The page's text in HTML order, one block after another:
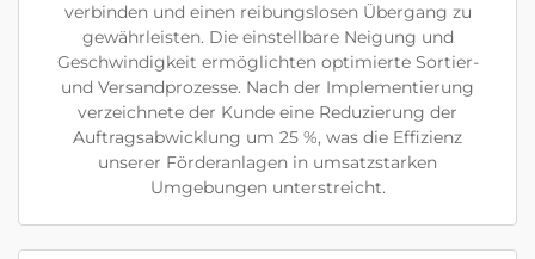
verbinden und einen reibungslosen Übergang zu
gewährleisten. Die einstellbare Neigung und
Geschwindigkeit ermöglichten optimierte Sortier-
und Versandprozesse. Nach der Implementierung
verzeichnete der Kunde eine Reduzierung der
Auftragsabwicklung um 25 %, was die Effizienz
unserer Förderanlagen in umsatzstarken
Umgebungen unterstreicht.